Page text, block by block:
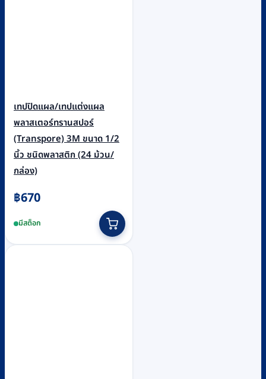
เทปปิดแผล/เทปแต่งแผล
พลาสเตอร์ทรานสปอร์
(Transpore) 3M ขนาด 1/2
นิ้ว ชนิดพลาสติก (24 ม้วน/
กล่อง)
฿670
มีสต็อก